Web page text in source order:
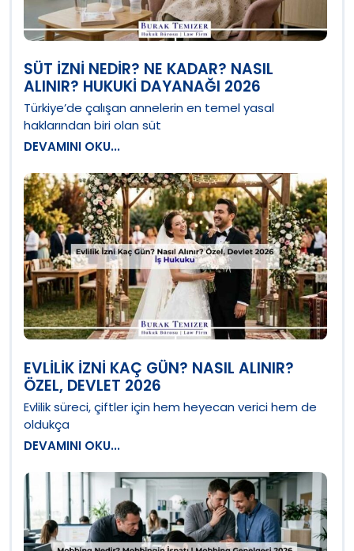
SÜT İZNI NEDIR? NE KADAR? NASIL
ALINIR? HUKUKI DAYANAĞI 2026
Türkiye’de çalışan annelerin en temel yasal
haklarından biri olan süt
DEVAMINI OKU...
EVLILIK İZNI KAÇ GÜN? NASIL ALINIR?
ÖZEL, DEVLET 2026
Evlilik süreci, çiftler için hem heyecan verici hem de
oldukça
DEVAMINI OKU...